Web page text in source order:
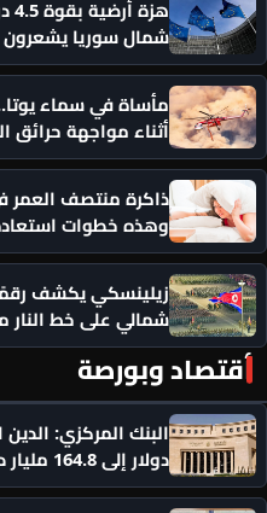
شمال سوريا يشعرون
مأساة في سماء
أثناء مواجهة حرائق
ذاكرة منتصف العمر
وهذه خطوات
شمالي على خط النار
أقتصاد وبورصة
دولار إلى 164.8 مليار دولار